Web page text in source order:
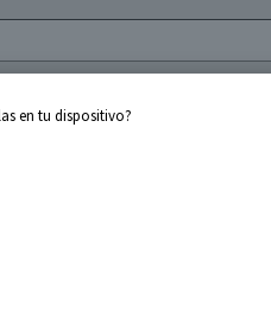
y de tratamiento de datos
en tu dispositivo?